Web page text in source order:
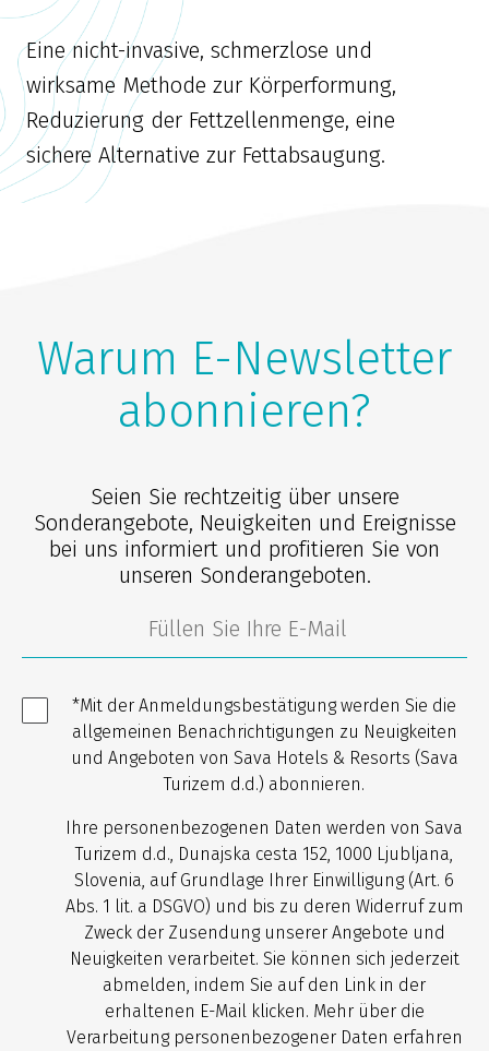
Eine nicht-invasive, schmerzlose und
wirksame Methode zur Körperformung,
Reduzierung der Fettzellenmenge, eine
sichere Alternative zur Fettabsaugung.
Warum E-Newsletter
abonnieren?
Seien Sie rechtzeitig über unsere
Sonderangebote, Neuigkeiten und Ereignisse
bei uns informiert und profitieren Sie von
unseren Sonderangeboten.
*Mit der Anmeldungsbestätigung werden Sie die
allgemeinen Benachrichtigungen zu Neuigkeiten
und Angeboten von Sava Hotels & Resorts (Sava
Turizem d.d.) abonnieren.
Ihre personenbezogenen Daten werden von Sava
Turizem d.d., Dunajska cesta 152, 1000 Ljubljana,
Slovenia, auf Grundlage Ihrer Einwilligung (Art. 6
Abs. 1 lit. a DSGVO) und bis zu deren Widerruf zum
Zweck der Zusendung unserer Angebote und
Neuigkeiten verarbeitet. Sie können sich jederzeit
abmelden, indem Sie auf den Link in der
erhaltenen E-Mail klicken. Mehr über die
Verarbeitung personenbezogener Daten erfahren